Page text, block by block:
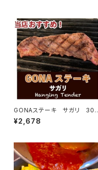
GONAステーキ サガリ 300
g
¥2,678